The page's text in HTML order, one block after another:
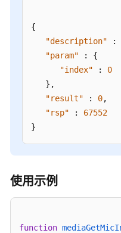
户
（RESTful）
集
成
席
轻
级
{
"description"
:
"param"
:
{
"index"
:
0
} ,
"result"
: 0,
"rsp"
:
67552
}
使用示例
function